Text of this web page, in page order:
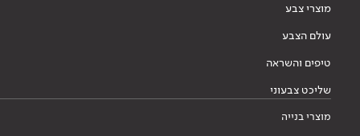
מוצרי צבע
עולם הצבע
טיפים והשראה
שליכט צבעוני
מוצרי בנייה